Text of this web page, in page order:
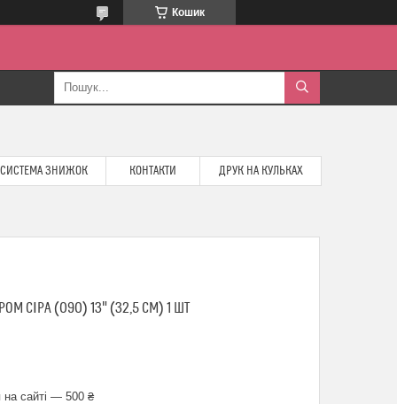
Кошик
СИСТЕМА ЗНИЖОК КОНТАКТИ ДРУК НА КУЛЬКАХ
СІРА (090) 13" (32,5 СМ) 1 ШТ
на сайті — 500 ₴